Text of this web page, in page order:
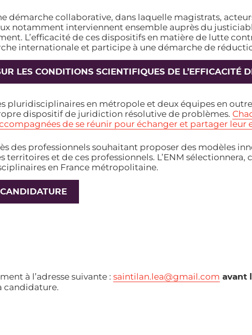
démarche collaborative, dans laquelle magistrats,
notamment interviennent ensemble auprès du
L’efficacité de ces dispositifs en matière de lutte
internationale et participe à une démarche de
LES CONDITIONS SCIENTIFIQUES DE L’EFFICACITÉ
pluridisciplinaires en métropole et deux équipes en
dispositif de juridiction résolutive de problèmes.
de se réunir pour échanger et partager leur
des professionnels souhaitant proposer des modèles
territoires et de ces professionnels. L’ENM
en France métropolitaine.
CANDIDATURE
à l’adresse suivante : saintilan.lea@gmail.com avant
candidature.